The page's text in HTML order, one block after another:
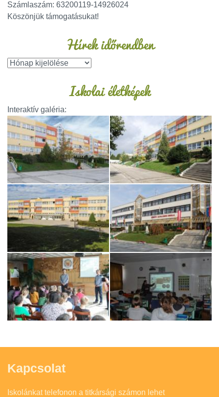
Számlaszám: 63200119-14926024
Köszönjük támogatásukat!
Hírek időrendben
Iskolai életképek
Interaktív galéria:
Kapcsolat
Iskolánkat telefonon a titkársági számon lehet